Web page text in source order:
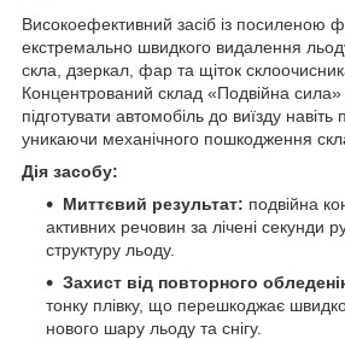
Високоефективний засіб із посиленою
екстремально швидкого видалення
скла, дзеркал, фар та щіток
Концентрований склад «Подвійна
підготувати автомобіль до виїзду
уникаючи механічного пошкодження
Дія засобу:
Миттєвий результат: подвійна
активних речовин за лічені секунди
структуру льоду.
Захист від повторного
тонку плівку, що перешкоджає
нового шару льоду та снігу.